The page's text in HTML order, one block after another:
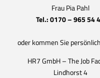
Frau Pia Pahl
Tel.: 0170 – 965 54
oder kommen Sie
HR7 GmbH – The Job
Lindhorst 4